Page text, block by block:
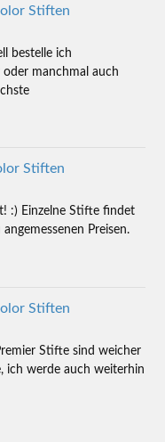
Stiften
bestelle ich
oder manchmal auch
Stiften
:) Einzelne Stifte findet
Preisen.
Stiften
Stifte sind weicher
ich werde auch weiterhin